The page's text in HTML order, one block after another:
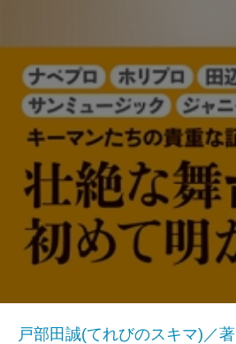
戸部田誠(てれびのスキマ)／著